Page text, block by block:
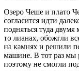
Озеро Чеше и плато
согласится идти
подняться туда двумя
то лианах, обожгли
на камнях и решили
машине. В тот раз мы
поэтому не смогли